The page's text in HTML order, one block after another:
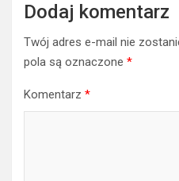
Dodaj komentarz
Twój adres e-mail nie
pola są oznaczone *
Komentarz *